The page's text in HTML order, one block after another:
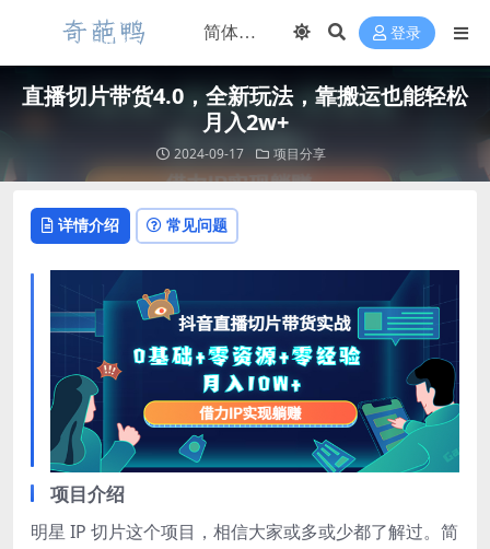
登录
直播切片带货4.0，全新玩法，靠搬运也能轻松
月入2w+
2024-09-17 项目分享
详情介绍 常见问题
项目介绍
明星 IP 切片这个项目，相信大家或多或少都了解过。简